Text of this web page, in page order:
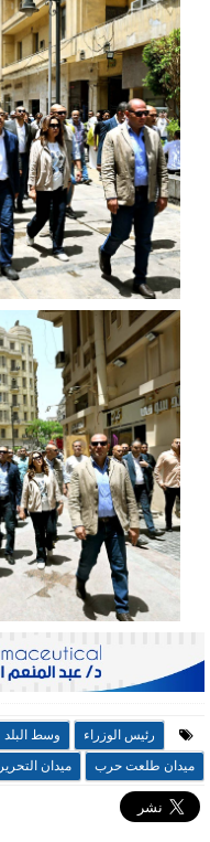
رئيس الوزراء وسط البلد
ميدان طلعت حرب
ميدان التحرير